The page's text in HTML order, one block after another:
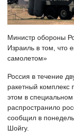
Министр обороны
Израиль в том, что
самолетом»
Россия в течение
ракетный
этом в
распространило
сообщил в
Шойгу.